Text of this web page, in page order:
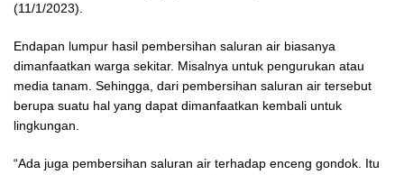
(11/1/2023).
Endapan lumpur hasil pembersihan saluran air biasanya
dimanfaatkan warga sekitar. Misalnya untuk pengurukan atau
media tanam. Sehingga, dari pembersihan saluran air tersebut
berupa suatu hal yang dapat dimanfaatkan kembali untuk
lingkungan.
“Ada juga pembersihan saluran air terhadap enceng gondok. Itu